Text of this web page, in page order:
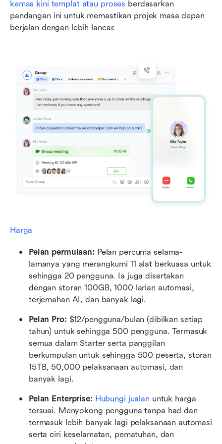
kemas kini templat atau proses berdasarkan
pandangan ini untuk memastikan projek masa depan
berjalan dengan lebih lancar.
Harga
Pelan permulaan: Pelan percuma selama-
lamanya yang merangkumi 11 alat berkuasa untuk
sehingga 20 pengguna. Ia juga disertakan
dengan storan 100GB, 1000 larian automasi,
terjemahan AI, dan banyak lagi.
Pelan Pro: $12/pengguna/bulan (dibilkan setiap
tahun) untuk sehingga 500 pengguna. Termasuk
semua dalam Starter serta panggilan
berkumpulan untuk sehingga 500 peserta, storan
15TB, 50,000 pelaksanaan automasi, dan
banyak lagi.
Pelan Enterprise: Hubungi jualan untuk harga
tersuai. Menyokong pengguna tanpa had dan
termasuk lebih banyak lagi pelaksanaan automasi
serta ciri keselamatan, pematuhan, dan